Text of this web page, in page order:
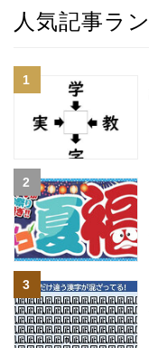
人気記事ラ